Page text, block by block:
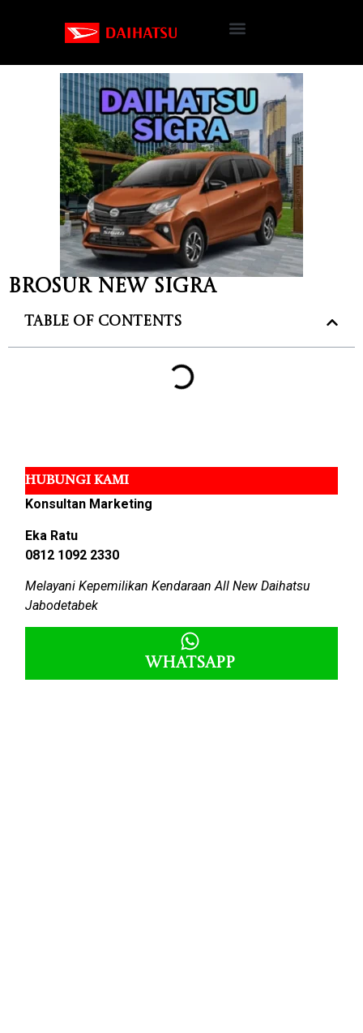
Brosur New Sigra
Table of Contents
HUBUNGI KAMI
Konsultan Marketing
Eka Ratu
0812 1092 2330
Melayani Kepemilikan Kendaraan All New Daihatsu
Jabodetabek
Whatsapp